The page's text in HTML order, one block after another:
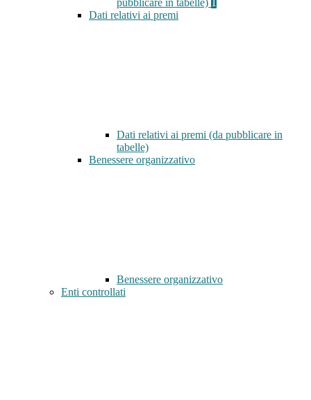
pubblicare in tabelle)
Dati relativi ai premi
Dati relativi ai premi (da pubblicare in
tabelle)
Benessere organizzativo
Benessere organizzativo
Enti controllati